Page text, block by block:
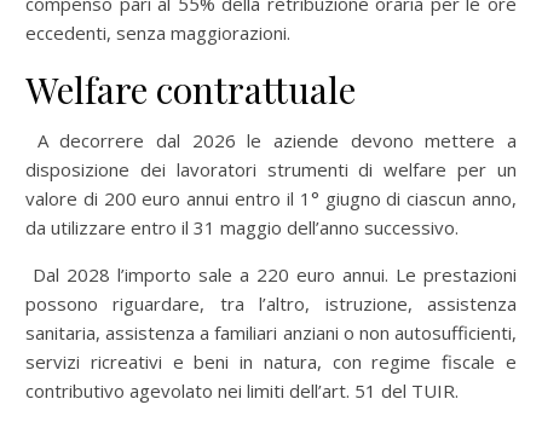
eccedenti, senza maggiorazioni.
Welfare contrattuale
A decorrere dal 2026 le aziende devono mettere a
disposizione dei lavoratori strumenti di welfare per un
valore di 200 euro annui entro il 1° giugno di ciascun anno,
da utilizzare entro il 31 maggio dell’anno successivo.
Dal 2028 l’importo sale a 220 euro annui. Le prestazioni
possono riguardare, tra l’altro, istruzione, assistenza
sanitaria, assistenza a familiari anziani o non autosufficienti,
servizi ricreativi e beni in natura, con regime fiscale e
contributivo agevolato nei limiti dell’art. 51 del TUIR.